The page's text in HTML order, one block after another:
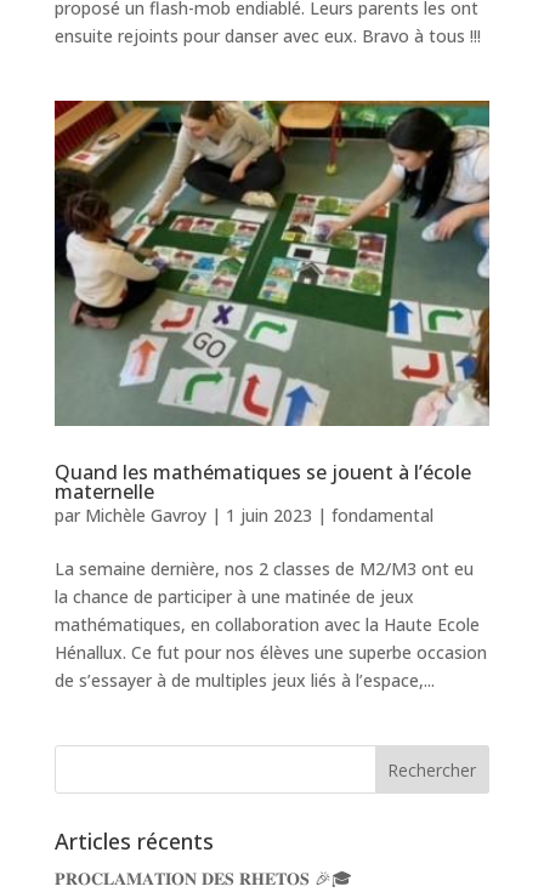
proposé un flash-mob endiablé. Leurs parents les ont
ensuite rejoints pour danser avec eux. Bravo à tous !!!
Quand les mathématiques se jouent à l’école
maternelle
par Michèle Gavroy| 1 juin 2023 | fondamental
La semaine dernière, nos 2 classes de M2/M3 ont eu
la chance de participer à une matinée de jeux
mathématiques, en collaboration avec la Haute Ecole
Hénallux. Ce fut pour nos élèves une superbe occasion
de s’essayer à de multiples jeux liés à l’espace,...
Articles récents
𝐏𝐑𝐎𝐂𝐋𝐀𝐌𝐀𝐓𝐈𝐎𝐍 𝐃𝐄𝐒 𝐑𝐇𝐄𝐓𝐎𝐒 🎉🎓